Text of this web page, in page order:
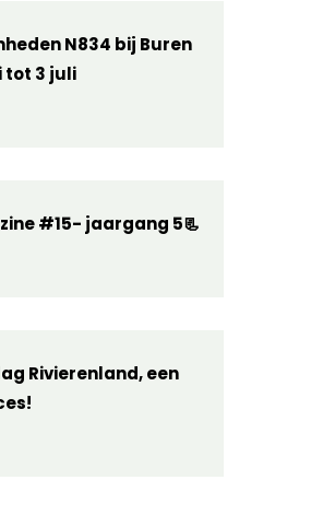
N834 bij Buren
tot 3 juli
#15- jaargang 5📃
Rivierenland, een